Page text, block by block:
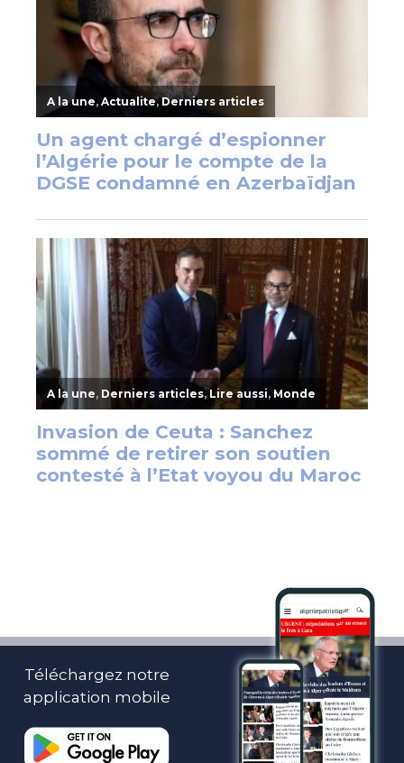
Téléchargez notre
application mobile